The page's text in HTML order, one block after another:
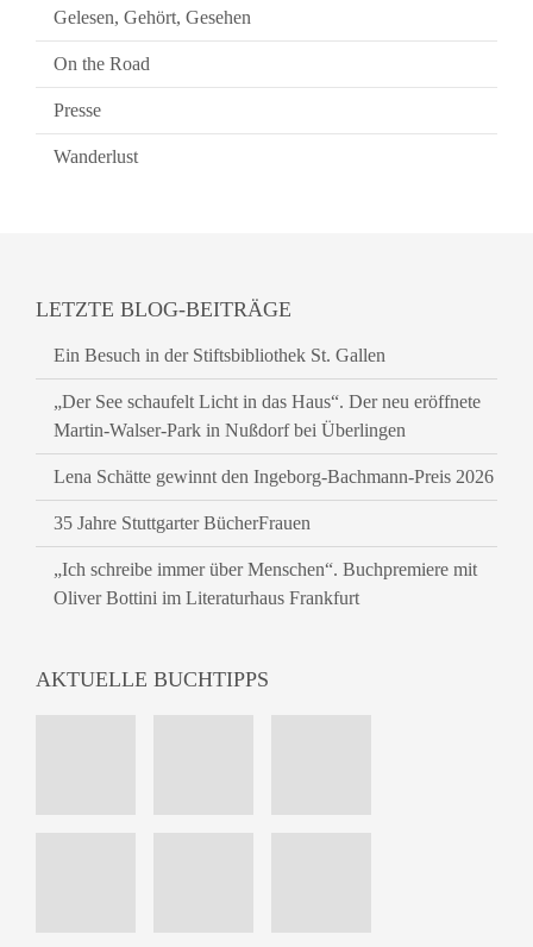
Gelesen, Gehört, Gesehen
On the Road
Presse
Wanderlust
LETZTE BLOG-BEITRÄGE
Ein Besuch in der Stiftsbibliothek St. Gallen
„Der See schaufelt Licht in das Haus“. Der neu eröffnete
Martin-Walser-Park in Nußdorf bei Überlingen
Lena Schätte gewinnt den Ingeborg-Bachmann-Preis 2026
35 Jahre Stuttgarter BücherFrauen
„Ich schreibe immer über Menschen“. Buchpremiere mit
Oliver Bottini im Literaturhaus Frankfurt
AKTUELLE BUCHTIPPS